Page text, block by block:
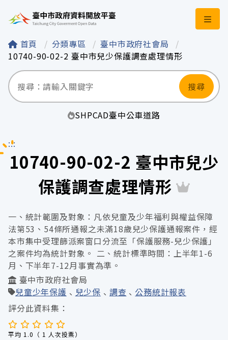
臺中市政府資料開
首頁 分類專區
臺中市政府社會局
10740-90-02-2 臺中市兒少保護調查處理情形
搜尋
SHPCAD臺中公車道路
:::
10740-90-02-2 臺中市兒少
保護調查處理情形
一、統計範圍及對象：凡依兒童及少年福利與權益保障
法第53、54條所通報之未滿18歲兒少保護通報案件，經
本市集中受理篩派案窗口分流至「保護服務-兒少保護」
之案件均為統計對象。 二、統計標準時間：上半年1-6
月、下半年7-12月事實為準。
臺中市政府社會局
兒童少年保護
兒少保 調查
公務統計報表
評分此資料集：
平均 1.0（ 1 人次投票）